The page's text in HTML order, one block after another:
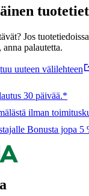
Jos
palautetta.
uuteen välilehteen
30 päivää.*
ilman
Bonusta jopa 5